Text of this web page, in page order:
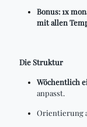
Bonus: 1x
mit allen
Die Struktur
Wöchentlich
anpasst.
Orientierung